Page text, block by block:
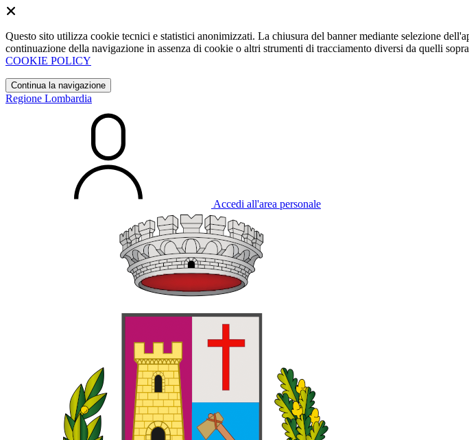
Questo sito utilizza cookie tecnici e statistici anonimizzati. La chiusura del banner mediante selezione
continuazione della navigazione in assenza di cookie o altri strumenti di tracciamento diversi da quelli
COOKIE POLICY
Continua la navigazione
Regione Lombardia
Accedi all'area personale